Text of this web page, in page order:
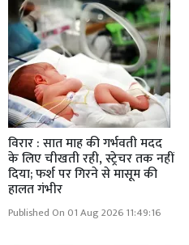
विरार : सात माह की गर्भवती मदद
के लिए चीखती रही, स्ट्रेचर तक नहीं
दिया; फर्श पर गिरने से मासूम की
हालत गंभीर
Published On 01 Aug 2026 11:49:16